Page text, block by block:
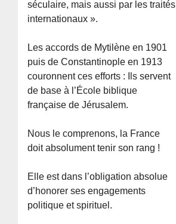
séculaire, mais aussi par les traités
internationaux ».
Les accords de Mytilène en 1901
puis de Constantinople en 1913
couronnent ces efforts : Ils servent
de base à l’École biblique
française de Jérusalem.
Nous le comprenons, la France
doit absolument tenir son rang !
Elle est dans l’obligation absolue
d’honorer ses engagements
politique et spirituel.